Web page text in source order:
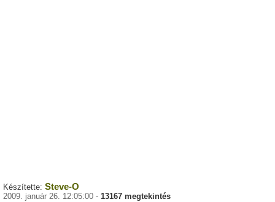
Készítette: Steve-O
2009. január 26. 12:05:00 - 13167 megtekintés